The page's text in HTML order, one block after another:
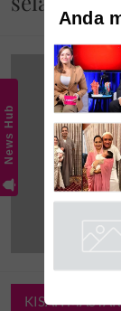
KISAH
News Hub
Anda